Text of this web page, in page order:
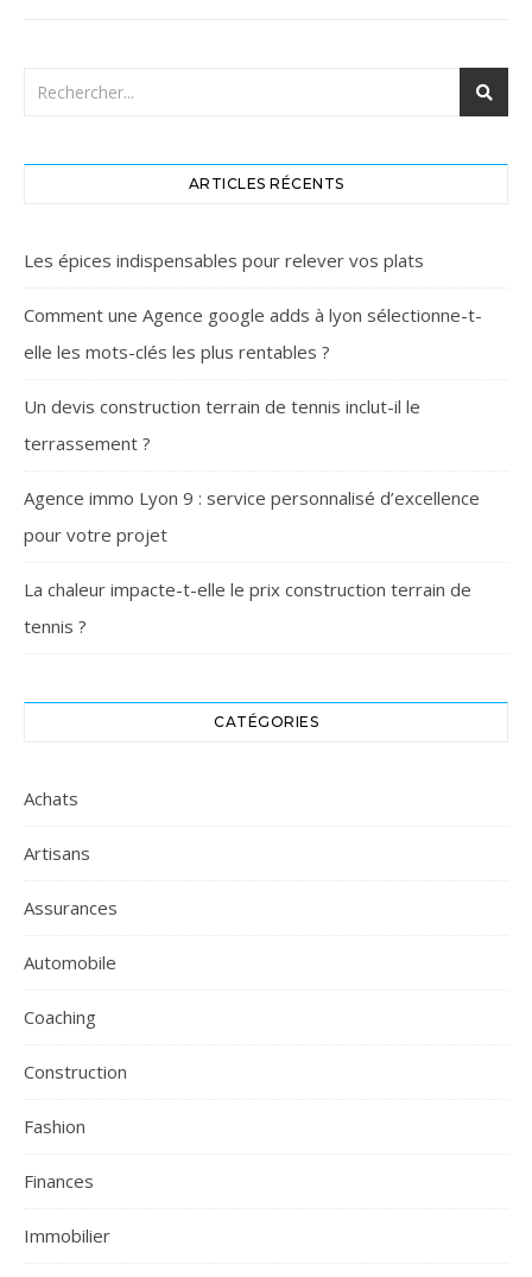
ARTICLES RÉCENTS
Les épices indispensables pour relever vos plats
Comment une Agence google adds à lyon sélectionne-t-
elle les mots-clés les plus rentables ?
Un devis construction terrain de tennis inclut-il le
terrassement ?
Agence immo Lyon 9 : service personnalisé d’excellence
pour votre projet
La chaleur impacte-t-elle le prix construction terrain de
tennis ?
CATÉGORIES
Achats
Artisans
Assurances
Automobile
Coaching
Construction
Fashion
Finances
Immobilier